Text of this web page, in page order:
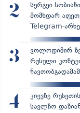
2
სერგეი
მომხდარ
Telegram-
3
ვოლოდიმირ
რუსული
4
კიევზე
საელჩო